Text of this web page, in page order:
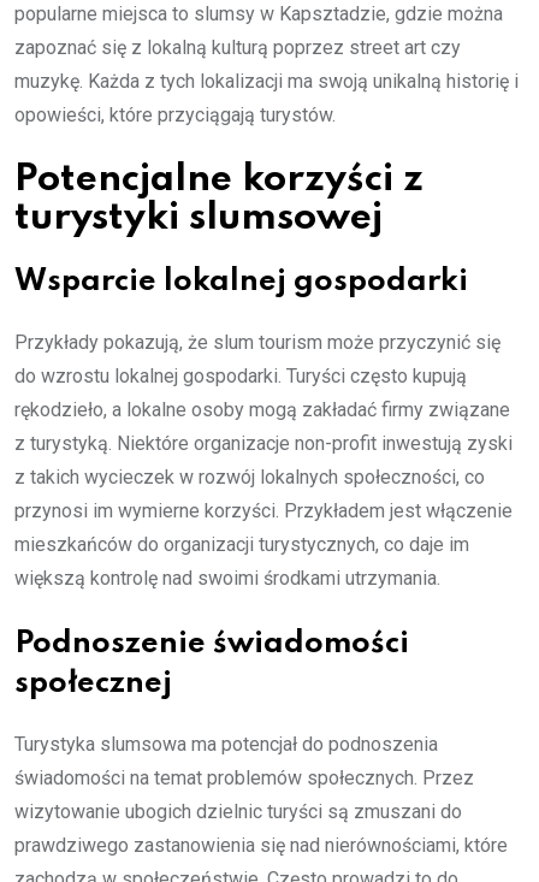
popularne miejsca to slumsy w Kapsztadzie, gdzie można
zapoznać się z lokalną kulturą poprzez street art czy
muzykę. Każda z tych lokalizacji ma swoją unikalną historię i
opowieści, które przyciągają turystów.
Potencjalne korzyści z
turystyki slumsowej
Wsparcie lokalnej gospodarki
Przykłady pokazują, że slum tourism może przyczynić się
do wzrostu lokalnej gospodarki. Turyści często kupują
rękodzieło, a lokalne osoby mogą zakładać firmy związane
z turystyką. Niektóre organizacje non-profit inwestują zyski
z takich wycieczek w rozwój lokalnych społeczności, co
przynosi im wymierne korzyści. Przykładem jest włączenie
mieszkańców do organizacji turystycznych, co daje im
większą kontrolę nad swoimi środkami utrzymania.
Podnoszenie świadomości
społecznej
Turystyka slumsowa ma potencjał do podnoszenia
świadomości na temat problemów społecznych. Przez
wizytowanie ubogich dzielnic turyści są zmuszani do
prawdziwego zastanowienia się nad nierównościami, które